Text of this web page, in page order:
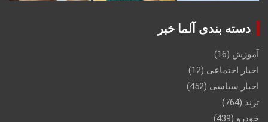
دسته بندی آلما خبر
آموزش (16)
اخبار اجتماعی (12)
اخبار سیاسی (452)
ترند (764)
خودرو (439)